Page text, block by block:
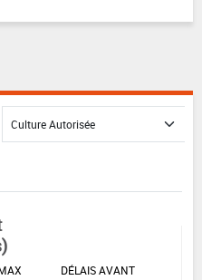
DÉLAIS AVANT